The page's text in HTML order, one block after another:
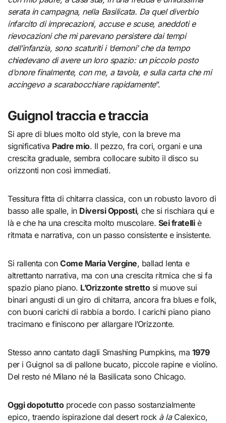
serata in campagna, nella Basilicata. Da quel diverbio
infarcito di imprecazioni, accuse e scuse, aneddoti e
rievocazioni che mi parevano persistere dai tempi
dell’infanzia, sono scaturiti i ‘demoni’ che da tempo
chiedevano di avere un loro spazio: un piccolo posto
d’onore finalmente, con me, a tavola, e sulla carta che mi
accingevo a scarabocchiare rapidamente”.
Guignol traccia e traccia
Si apre di blues molto old style, con la breve ma
significativa Padre mio. Il pezzo, fra cori, organi e una
crescita graduale, sembra collocare subito il disco su
orizzonti non così immediati.
Tessitura fitta di chitarra classica, con un robusto lavoro di
basso alle spalle, in Diversi Opposti, che si rischiara qui e
là e che ha una crescita molto muscolare. Sei fratelliè
ritmata e narrativa, con un passo consistente e insistente.
Si rallenta conCome Maria Vergine, ballad lenta e
altrettanto narrativa, ma con una crescita ritmica che si fa
spazio piano piano. L’Orizzonte strettosi muove sui
binari angusti di un giro di chitarra, ancora fra blues e folk,
con buoni carichi di rabbia a bordo. I carichi piano piano
tracimano e finiscono per allargare l’Orizzonte.
Stesso anno cantato dagli Smashing Pumpkins, ma 1979
per i Guignol sa di pallone bucato, piccole rapine e violino.
Del resto né Milano né la Basilicata sono Chicago.
Oggi dopotuttoprocede con passo sostanzialmente
epico, traendo ispirazione dal desert rock à laCalexico,